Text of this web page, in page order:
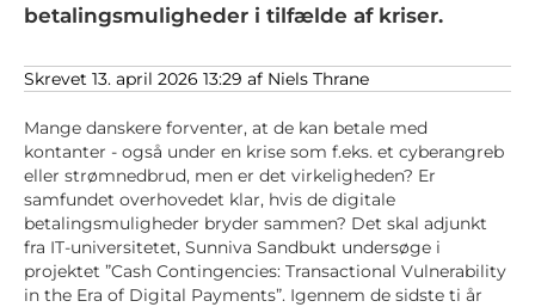
betalingsmuligheder i tilfælde af kriser.
Skrevet 13. april 2026 13:29 af Niels Thrane
Mange danskere forventer, at de kan betale med
kontanter - også under en krise som f.eks. et cyberangreb
eller strømnedbrud, men er det virkeligheden? Er
samfundet overhovedet klar, hvis de digitale
betalingsmuligheder bryder sammen? Det skal adjunkt
fra IT-universitetet, Sunniva Sandbukt undersøge i
projektet ”Cash Contingencies: Transactional Vulnerability
in the Era of Digital Payments”. Igennem de sidste ti år